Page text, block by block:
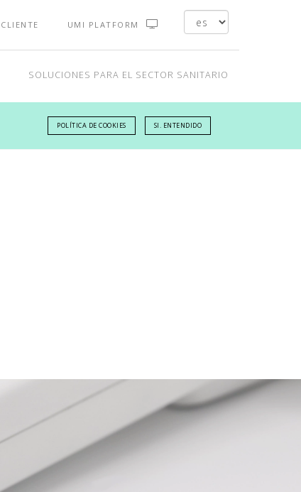
UMI PLATFORM
SOLUCIONES PARA EL SECTOR SANITARIO
POLÍTICA DE COOKIES SI. ENTENDIDO